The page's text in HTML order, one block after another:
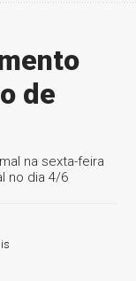
de
na sexta-feira
no dia 4/6